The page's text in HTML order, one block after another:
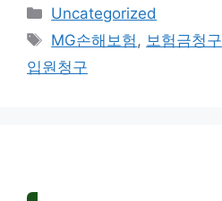
카
테
리
Uncategorized
태
그
MG손해보험, 보험금청구
입원청구